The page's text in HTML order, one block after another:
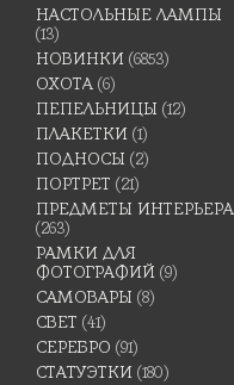
НАСТОЛЬНЫЕ ЛАМПЫ
(13)
НОВИНКИ (6853)
ОХОТА (6)
ПЕПЕЛЬНИЦЫ (12)
ПЛАКЕТКИ (1)
ПОДНОСЫ (2)
ПОРТРЕТ (21)
ПРЕДМЕТЫ ИНТЕРЬЕРА
(263)
РАМКИ ДЛЯ
ФОТОГРАФИЙ (9)
САМОВАРЫ (8)
СВЕТ (41)
СЕРЕБРО (91)
СТАТУЭТКИ (180)